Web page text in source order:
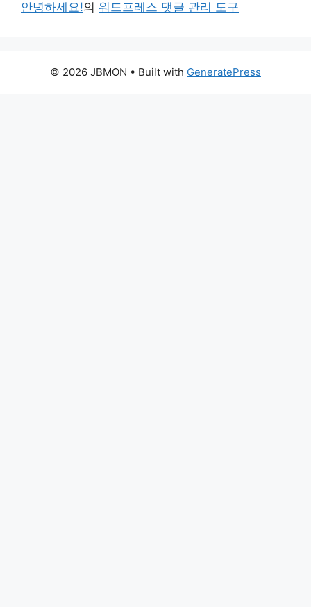
안녕하세요!의 워드프레스 댓글 관리 도구
© 2026 JBMON • Built with GeneratePress